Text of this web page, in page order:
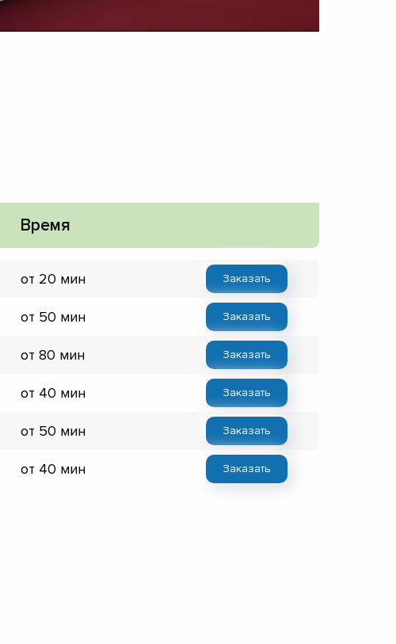
Время
от 20 мин Заказать
от 50 мин Заказать
от 80 мин Заказать
от 40 мин Заказать
от 50 мин Заказать
от 40 мин Заказать